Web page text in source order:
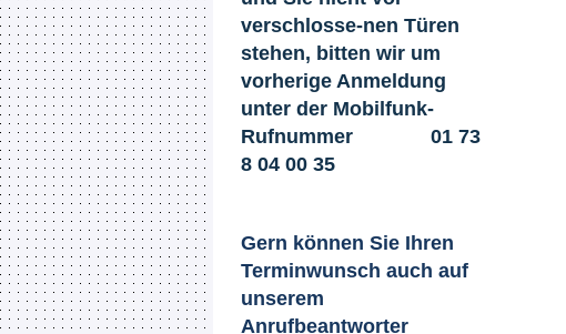
verschlosse-nen Türen
stehen, bitten wir um
vorherige Anmeldung
unter der Mobilfunk-
Rufnummer 01 73
8 04 00 35​
Gern können Sie Ihren
Terminwunsch auch auf
unserem
Anrufbeantworter